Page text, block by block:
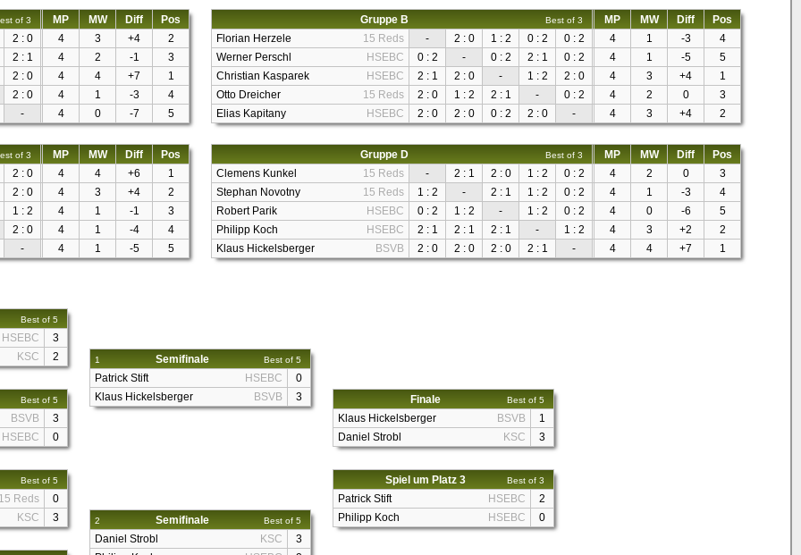
of 3 MP MW Diff
Pos
2 : 0 4 3 +4
2
2 : 1 4 2 -1
3
2 : 0 4 4 +7
1
2 : 0 4 1 -3
4
- 4 0 -7 5
Gruppe B Best of 3 MP MW Diff
Pos
Florian Herzele
15 Reds - 2 : 0 1 : 2 0 : 2 0 : 2 4 1 -3
4
Werner Perschl
HSEBC 0 : 2 - 0 : 2 2 : 1 0 : 2 4 1 -5
5
Christian Kasparek
HSEBC 2 : 1 2 : 0 - 1 : 2 2 : 0 4 3 +4
1
Otto Dreicher
15 Reds 2 : 0 1 : 2 2 : 1 - 0 : 2 4 2 0
3
Elias Kapitany
HSEBC 2 : 0 2 : 0 0 : 2 2 : 0 - 4 3 +4 2
of 3 MP MW Diff
Pos
2 : 0 4 4 +6
1
2 : 0 4 3 +4
2
1 : 2 4 1 -1
3
2 : 0 4 1 -4
4
- 4 1 -5 5
Gruppe D Best of 3 MP MW Diff
Pos
Clemens Kunkel
15 Reds - 2 : 1 2 : 0 1 : 2 0 : 2 4 2 0
3
Stephan Novotny
15 Reds 1 : 2 - 2 : 1 1 : 2 0 : 2 4 1 -3
4
Robert Parik
HSEBC 0 : 2 1 : 2 - 1 : 2 0 : 2 4 0 -6
5
Philipp Koch
HSEBC 2 : 1 2 : 1 2 : 1 - 1 : 2 4 3 +2
2
Klaus Hickelsberger
BSVB 2 : 0 2 : 0 2 : 0 2 : 1 - 4 4 +7 1
Best of 5
HSEBC
3
KSC 2
Best of 5
BSVB
3
HSEBC 0
Best of 5
15 Reds
0
KSC 3
1 Semifinale Best of 5
Patrick Stift HSEBC
0
Klaus Hickelsberger
BSVB 3
2 Semifinale Best of 5
Daniel Strobl KSC
3
Finale Best of 5
Klaus Hickelsberger BSVB
1
Daniel Strobl
KSC 3
Spiel um Platz 3 Best of 3
Patrick Stift HSEBC
2
Philipp Koch
HSEBC 0